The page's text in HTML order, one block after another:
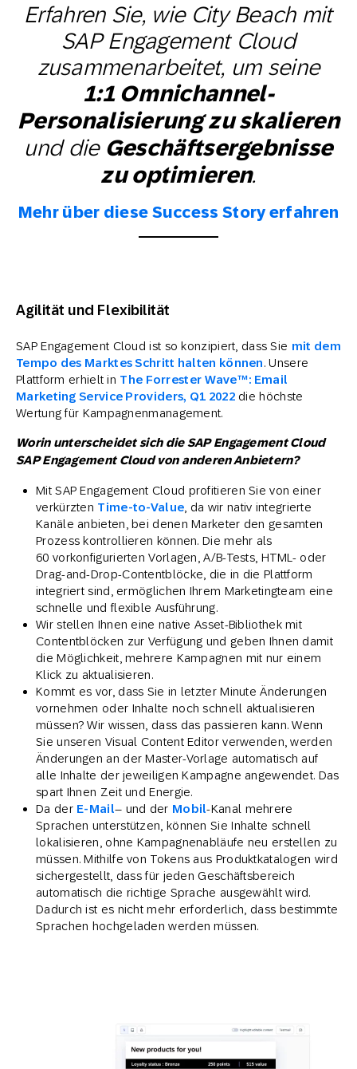
Erfahren Sie, wie City Beach mit
SAP Engagement Cloud
zusammenarbeitet, um seine
1:1 Omnichannel-
Personalisierung zu skalieren
und die Geschäftsergebnisse
zu optimieren.
Mehr über diese Success Story erfahren
Agilität und Flexibilität
SAP Engagement Cloud ist so konzipiert, dass Sie mit dem
Tempo des Marktes Schritt halten können. Unsere
Plattform erhielt in The Forrester Wave™: Email
Marketing Service Providers, Q1 2022die höchste
Wertung für Kampagnenmanagement.
Worin unterscheidet sich die SAP Engagement Cloud
SAP Engagement Cloud von anderen Anbietern?
Mit SAP Engagement Cloud profitieren Sie von einer
verkürzten Time-to-Value , da wir nativ integrierte
Kanäle anbieten, bei denen Marketer den gesamten
Prozess kontrollieren können. Die mehr als
60 vorkonfigurierten Vorlagen, A/B-Tests, HTML- oder
Drag-and-Drop-Contentblöcke, die in die Plattform
integriert sind, ermöglichen Ihrem Marketingteam eine
schnelle und flexible Ausführung.
Wir stellen Ihnen eine native Asset-Bibliothek mit
Contentblöcken zur Verfügung und geben Ihnen damit
die Möglichkeit, mehrere Kampagnen mit nur einem
Klick zu aktualisieren.
Kommt es vor, dass Sie in letzter Minute Änderungen
vornehmen oder Inhalte noch schnell aktualisieren
müssen? Wir wissen, dass das passieren kann. Wenn
Sie unseren Visual Content Editor verwenden, werden
Änderungen an der Master-Vorlage automatisch auf
alle Inhalte der jeweiligen Kampagne angewendet. Das
spart Ihnen Zeit und Energie.
Da der E-Mail– und der Mobil-Kanal mehrere
Sprachen unterstützen, können Sie Inhalte schnell
lokalisieren, ohne Kampagnenabläufe neu erstellen zu
müssen. Mithilfe von Tokens aus Produktkatalogen wird
sichergestellt, dass für jeden Geschäftsbereich
automatisch die richtige Sprache ausgewählt wird.
Dadurch ist es nicht mehr erforderlich, dass bestimmte
Sprachen hochgeladen werden müssen.